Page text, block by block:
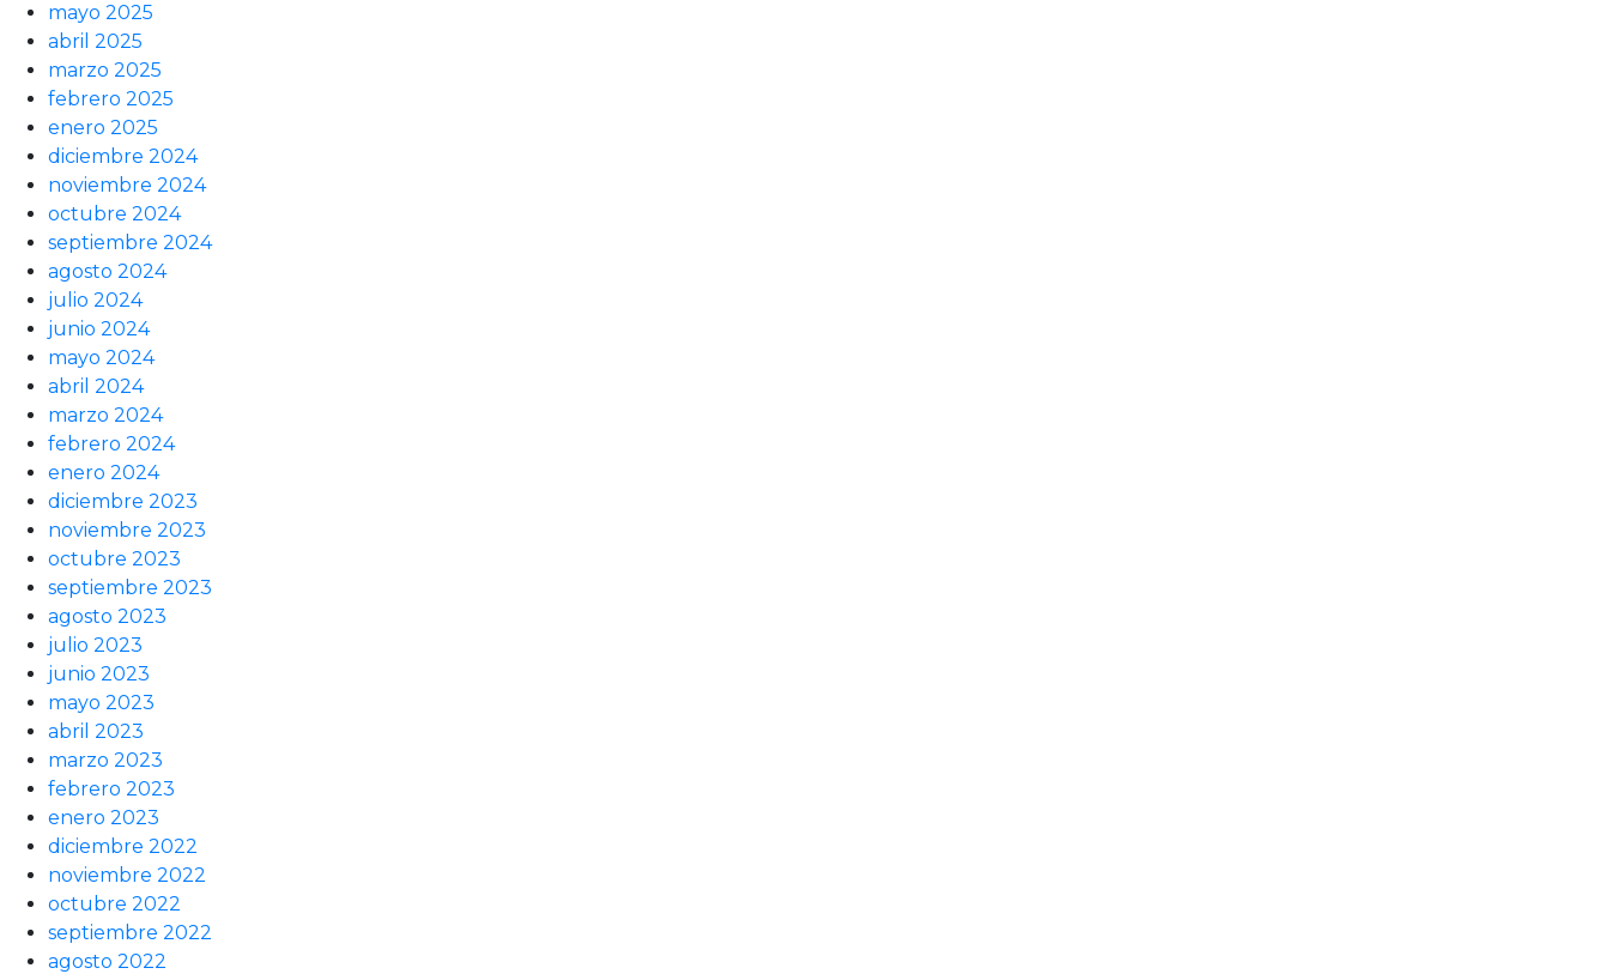
mayo 2025
abril 2025
marzo 2025
febrero 2025
enero 2025
diciembre 2024
noviembre 2024
octubre 2024
septiembre 2024
agosto 2024
julio 2024
junio 2024
mayo 2024
abril 2024
marzo 2024
febrero 2024
enero 2024
diciembre 2023
noviembre 2023
octubre 2023
septiembre 2023
agosto 2023
julio 2023
junio 2023
mayo 2023
abril 2023
marzo 2023
febrero 2023
enero 2023
diciembre 2022
noviembre 2022
octubre 2022
septiembre 2022
agosto 2022